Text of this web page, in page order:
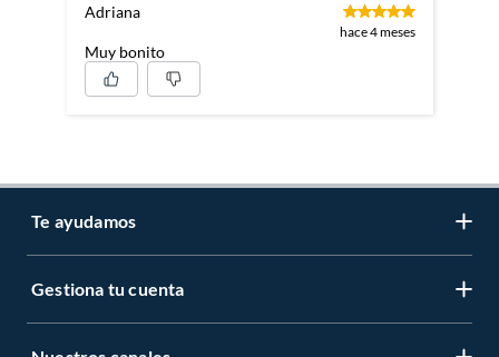
Adriana
hace 4 meses
Muy bonito
Te ayudamos
LIbro de reclamaciones
Gestiona tu cuenta